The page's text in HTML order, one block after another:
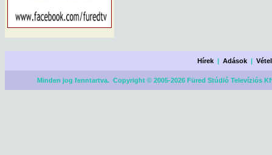
Hírek |Adások |
Minden jog fenntartva. Copyright © 2005-2026 Füred Stúdió Televíziós